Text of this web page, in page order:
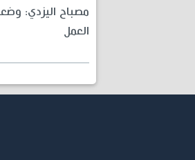
مصباح اليزدي:
العمل